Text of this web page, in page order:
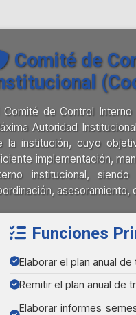
Comité de
Comité de Control
Autoridad
la institución, cuyo
implementación,
institucional,
asesoramiento,
Funciones
Elaborar el plan anual de
Remitir el plan anual de
Elaborar informes